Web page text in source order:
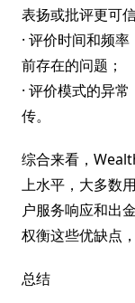
表扬或批评更可信
· 评价时间和频
前存在的问题；
· 评价模式的异
传。
综合来看，
上水平，大多数
户服务响应和出
权衡这些优缺点
总结